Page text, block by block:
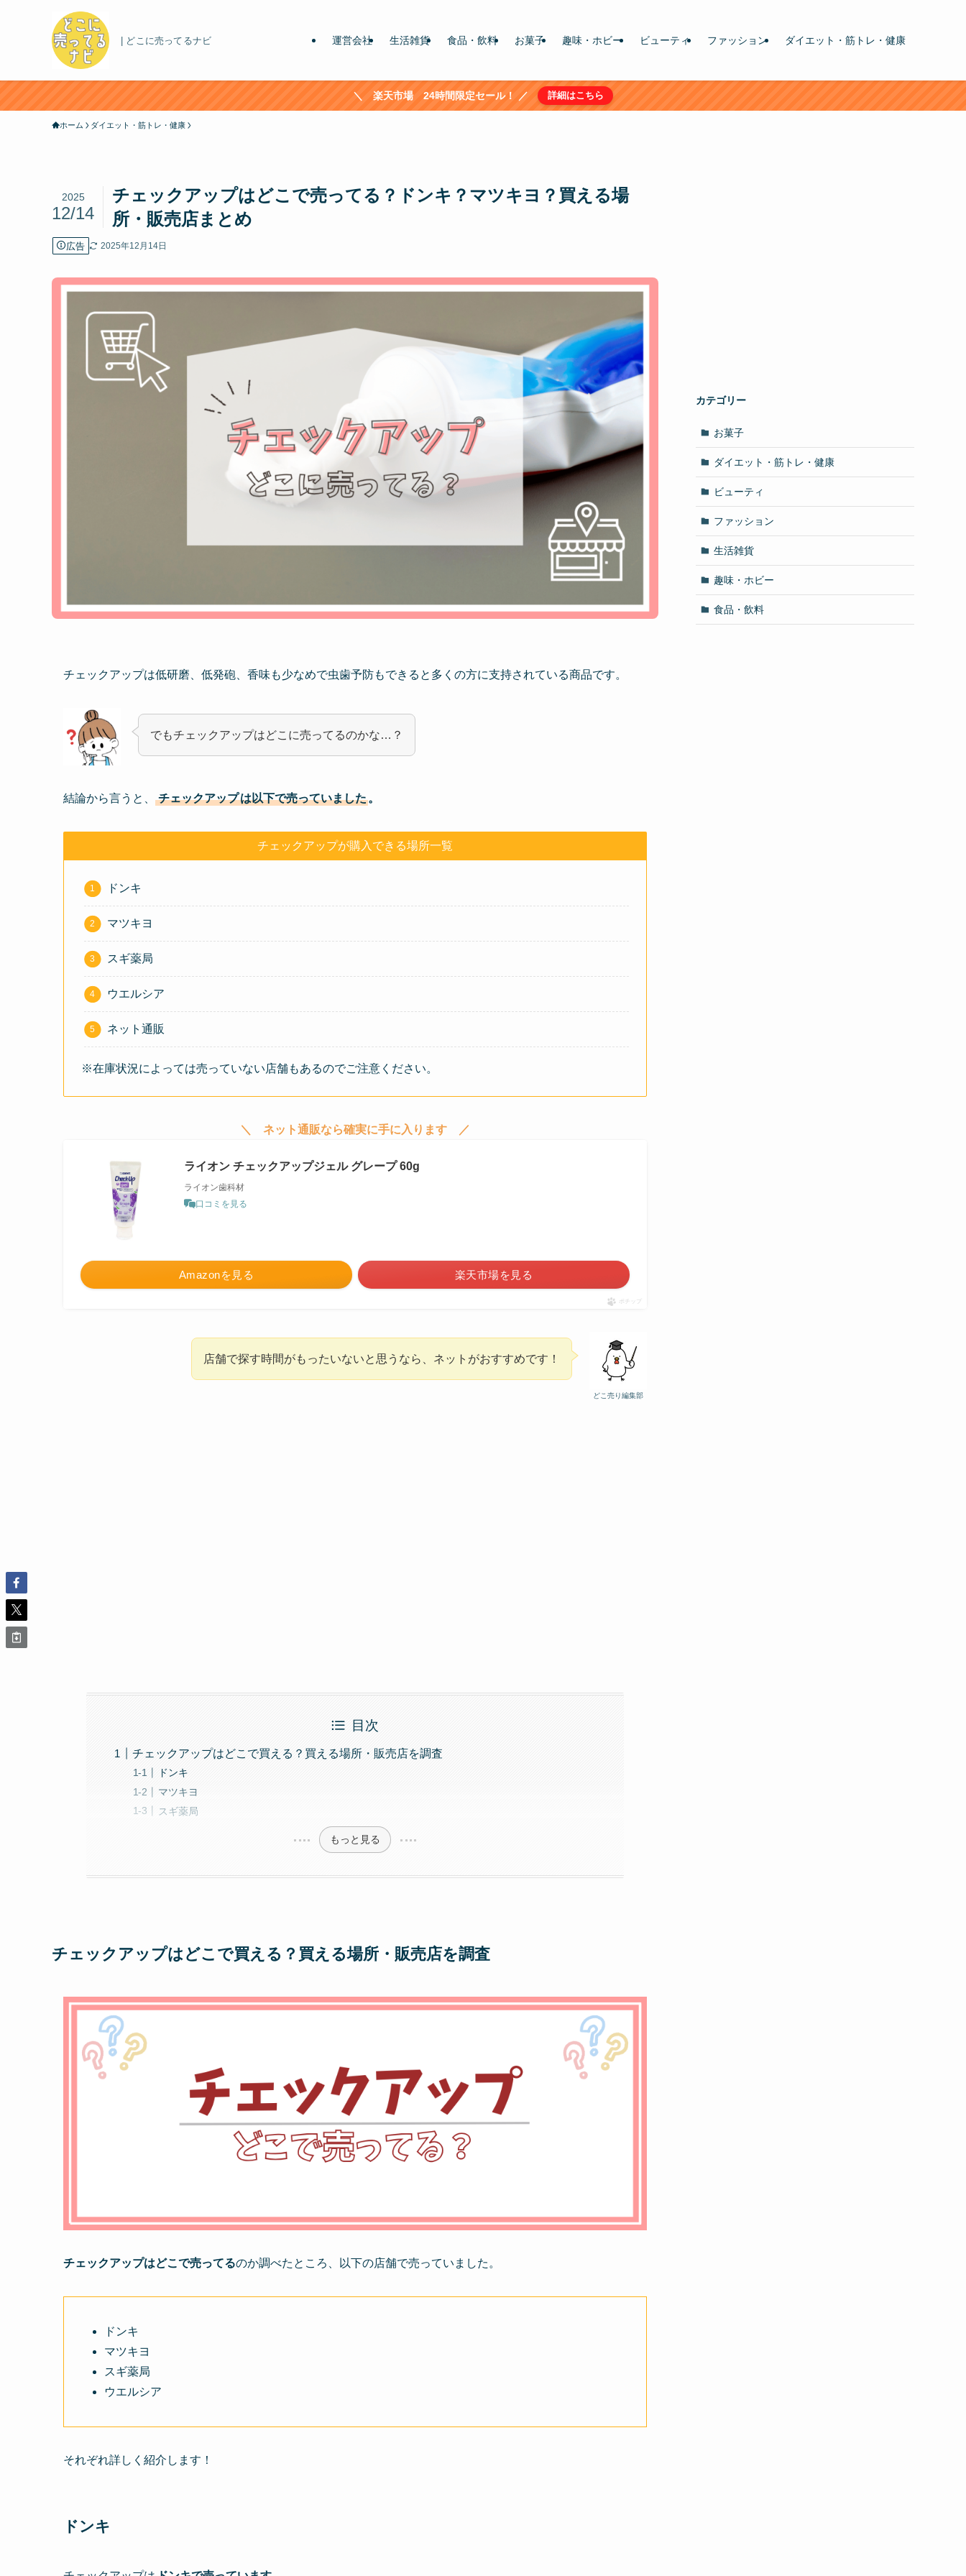
| どこに売ってるナビ 運営会社 生活雑貨 食品・飲料 お菓子 趣味・ホビー ビューティ ファッション ダイエット・筋トレ・健康
＼ 楽天市場 24時間限定セール！ ／ 詳細はこちら
ホーム ダイエット・筋トレ・健康
チェックアップはどこで売ってる？ドンキ？マツキヨ？買える場
所・販売店まとめ
2025
12/14
広告 2025年12月14日
チェックアップは低研磨、低発砲、香味も少なめで虫歯予防もできると多くの方に支持されている商品です。
でもチェックアップはどこに売ってるのかな…？
結論から言うと、 チェックアップは以下で売っていました。
チェックアップが購入できる場所一覧
ドンキ
マツキヨ
スギ薬局
ウエルシア
ネット通販
※在庫状況によっては売っていない店舗もあるのでご注意ください。
＼ ネット通販なら確実に手に入ります ／
ライオン チェックアップジェル グレープ 60g
ライオン歯科材
口コミを見る
Amazonを見る 楽天市場を見る
ポチップ
どこ売り編集部
店舗で探す時間がもったいないと思うなら、ネットがおすすめです！
目次
チェックアップはどこで買える？買える場所・販売店を調査
ドンキ
マツキヨ
スギ薬局
もっと見る
チェックアップはどこで買える？買える場所・販売店を調査
チェックアップはどこで売ってるのか調べたところ、以下の店舗で売っていました。
ドンキ
マツキヨ
スギ薬局
ウエルシア
それぞれ詳しく紹介します！
ドンキ
カテゴリー
お菓子
ダイエット・筋トレ・健康
ビューティ
ファッション
生活雑貨
趣味・ホビー
食品・飲料